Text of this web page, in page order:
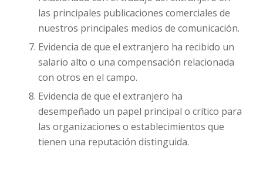
las principales publicaciones comerciales de
nuestros principales medios de comunicación.
Evidencia de que el extranjero ha recibido un
salario alto o una compensación relacionada
con otros en el campo.
Evidencia de que el extranjero ha
desempeñado un papel principal o crítico para
las organizaciones o establecimientos que
tienen una reputación distinguida.